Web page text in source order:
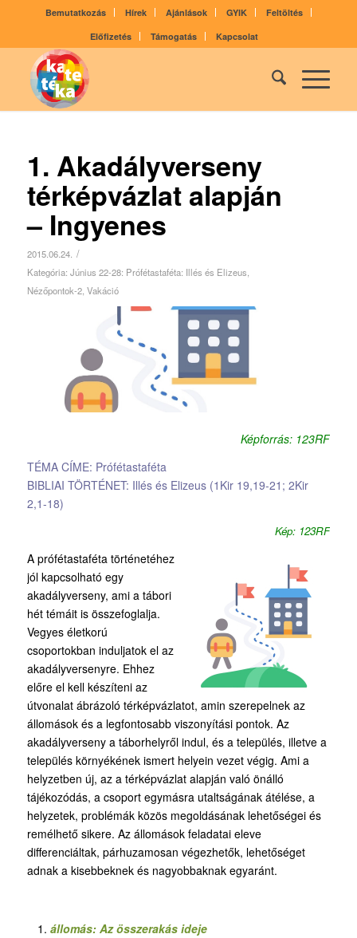
Bemutatkozás Hírek Ajánlások GYIK
Feltöltés
Előfizetés
Támogatás Kapcsolat
1. Akadályverseny
térképvázlat alapján
– Ingyenes
2015.06.24. /
Kategória: Június 22-28: Prófétastaféta: Illés és Elizeus
Nézőpontok-2, Vakáció
Képforrás: 123RF
TÉMA CÍME: Prófétastaféta
BIBLIAI TÖRTÉNET: Illés és Elizeus (1Kir 19,19-21; 2Kir
2,1-18)
Kép: 123RF
A prófétastaféta történetéhez
jól kapcsolható egy
akadályverseny, ami a tábori
hét témáit is összefoglalja.
Vegyes életkorú
csoportokban induljatok el az
akadályversenyre. Ehhez
előre el kell készíteni az
útvonalat ábrázoló térképvázlatot, amin szerepelnek az
állomások és a legfontosabb viszonyítási pontok. Az
akadályverseny a táborhelyről indul, és a település, illetve a
település környékének ismert helyein vezet végig. Ami a
helyzetben új, az a térképvázlat alapján való önálló
tájékozódás, a csoport egymásra utaltságának átélése, a
helyzetek, problémák közös megoldásának lehetőségei és
remélhető sikere. Az állomások feladatai eleve
differenciáltak, párhuzamosan végezhetők, lehetőséget
adnak a kisebbeknek és nagyobbaknak egyaránt.
állomás: Az összerakás ideje